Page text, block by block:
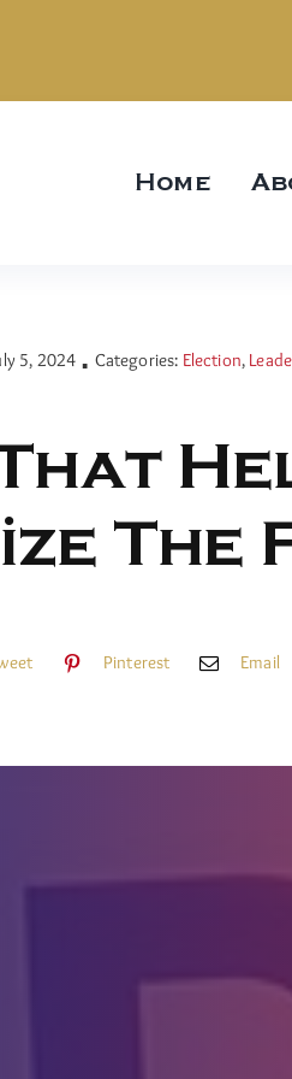
Home
5, 2024 ▪ Categories: Election,
The
Pinterest Email